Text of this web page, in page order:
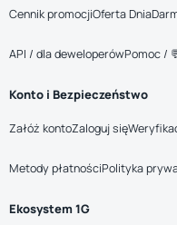
Cennik promocjiOferta Dnia
API / dla deweloperówPomoc /
Konto i Bezpieczeństwo
Załóż kontoZaloguj się
Metody płatnościPolityka
Ekosystem 1G